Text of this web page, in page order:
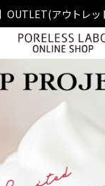
OUTLET(アウトレ